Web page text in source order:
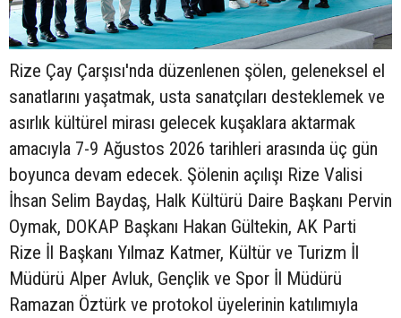
Rize Çay Çarşısı'nda düzenlenen şölen, geleneksel el
sanatlarını yaşatmak, usta sanatçıları desteklemek ve
asırlık kültürel mirası gelecek kuşaklara aktarmak
amacıyla 7-9 Ağustos 2026 tarihleri arasında üç gün
boyunca devam edecek. Şölenin açılışı Rize Valisi
İhsan Selim Baydaş, Halk Kültürü Daire Başkanı Pervin
Oymak, DOKAP Başkanı Hakan Gültekin, AK Parti
Rize İl Başkanı Yılmaz Katmer, Kültür ve Turizm İl
Müdürü Alper Avluk, Gençlik ve Spor İl Müdürü
Ramazan Öztürk ve protokol üyelerinin katılımıyla